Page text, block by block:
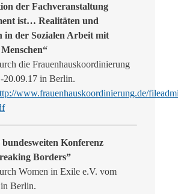
der Fachveranstaltung
ist… Realitäten und
in der Sozialen Arbeit mit
die Frauenhauskoordinierung
20.09.17 in Berlin.
www.frauenhauskoordinierung.de/
Konferenz
Borders”
Women in Exile e.V. vom
Berlin.